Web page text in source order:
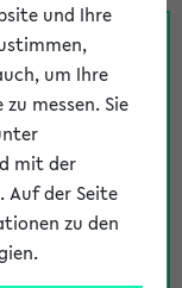
zu
Der BIS
leisten.
die Ihre
auf der
und Ihre
um Ihre
messen. Sie
mit der
Auf der Seite
zu den